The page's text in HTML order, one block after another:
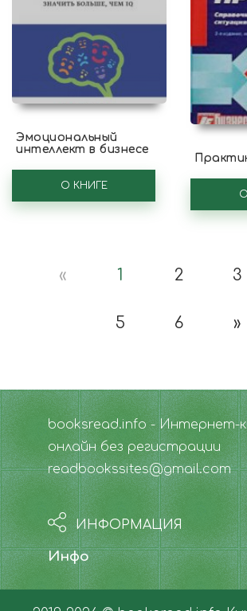
Эмоциональный
интеллект в бизнесе
О КНИГЕ
« 1 2 3
5 6 »
booksread.info - Интернет-
онлайн без регистрации
readbookssites@gmail.com
ИНФОРМАЦИЯ
Инфо